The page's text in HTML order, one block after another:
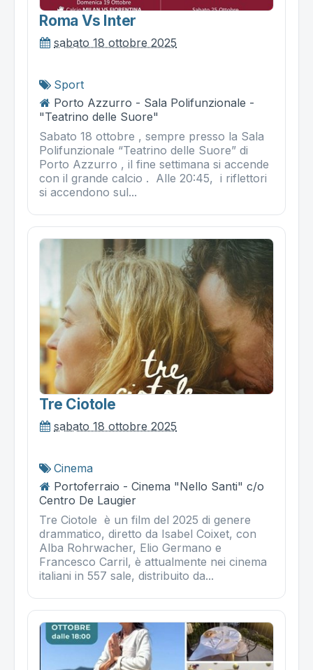
Roma Vs Inter
sabato 18 ottobre 2025
Sport
Porto Azzurro - Sala Polifunzionale -
"Teatrino delle Suore"
Sabato 18 ottobre , sempre presso la Sala
Polifunzionale “Teatrino delle Suore” di
Porto Azzurro , il fine settimana si accende
con il grande calcio . Alle 20:45, i riflettori
si accendono sul...
Tre Ciotole
sabato 18 ottobre 2025
Cinema
Portoferraio - Cinema "Nello Santi" c/o
Centro De Laugier
Tre Ciotole è un film del 2025 di genere
drammatico, diretto da Isabel Coixet, con
Alba Rohrwacher, Elio Germano e
Francesco Carril, è attualmente nei cinema
italiani in 557 sale, distribuito da...